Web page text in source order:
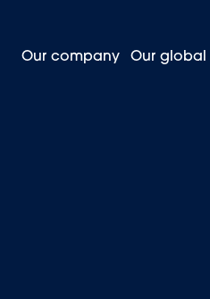
Our company Our global